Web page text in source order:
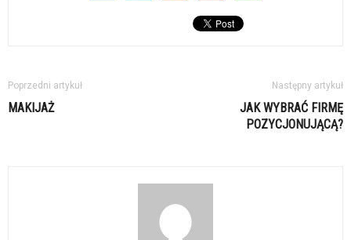
Poprzedni artykuł
MAKIJAŻ
Następny artykuł
JAK WYBRAĆ FIRMĘ
POZYCJONUJĄCĄ?